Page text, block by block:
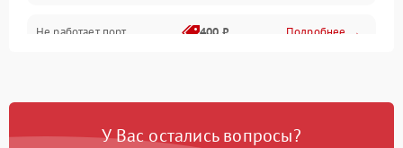
Коммуникации и интерфейсы
Не работает порт 400 ₽ Подробнее →
У Вас остались вопросы?